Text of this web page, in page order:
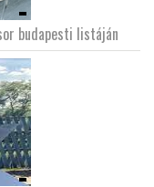
budapesti listáján